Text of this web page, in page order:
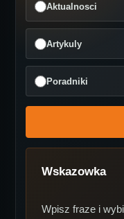
Aktualnosci
Artykuly
Poradniki
Wskazowka
Wpisz fraze i